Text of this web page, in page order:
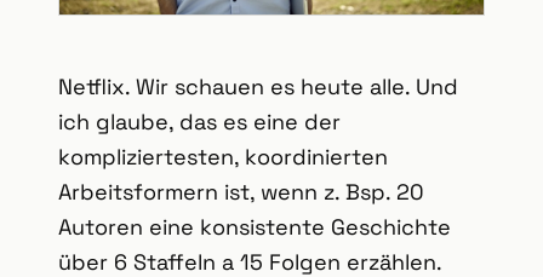
Netflix. Wir schauen es heute alle. Und
ich glaube, das es eine der
kompliziertesten, koordinierten
Arbeitsformern ist, wenn z. Bsp. 20
Autoren eine konsistente Geschichte
über 6 Staffeln a 15 Folgen erzählen.